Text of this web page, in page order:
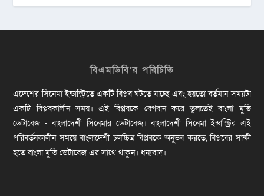
বিএমডিবি’র পরিচিতি
এদেশের সিনেমা ইন্ডাস্ট্রিতে একটি বিপ্লব ঘটতে যাচ্ছে এবং হয়তো বর্তমান সময়টা
একটি বিপ্লবকালীন সময়। এই বিপ্লবকে বেগবান করে তুলতেই বাংলা মুভি
ডেটাবেজ - বাংলাদেশী সিনেমার ডেটাবেজ। বাংলাদেশী সিনেমা ইন্ডাস্ট্রির এই
পরিবর্তনকালীন সময়ে বাংলাদেশী চলচ্চিত্র বিপ্লবকে অনুভব করতে, বিপ্লবের সাক্ষী
হতে বাংলা মুভি ডেটাবেজ এর সাথে থাকুন। ধন্যবাদ।